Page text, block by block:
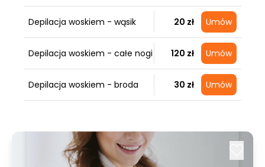
Depilacja woskiem - wąsik 20 zł Umów
Depilacja woskiem - całe nogi 120 zł Umów
Depilacja woskiem - broda 30 zł Umów